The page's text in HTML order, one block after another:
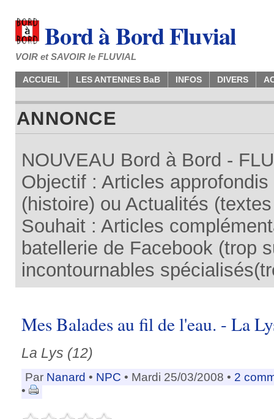
Bord à Bord Fluvial
VOIR et SAVOIR le FLUVIAL
ACCUEIL LES ANTENNES BaB INFOS DIVERS
ANNONCE
NOUVEAU Bord à Bord -
Objectif : Articles
(histoire) ou Actualités
Souhait : Articles
batellerie de Facebook (trop
incontournables
Mes Balades au fil de l'eau. - La
La Lys (12)
Par Nanard • NPC • Mardi 25/03/2008 • 2
•